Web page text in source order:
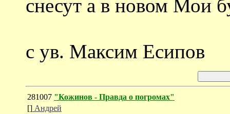
снесут а в новом Мои
с ув. Максим Есипов
281007 "Кожинов - Правда о погромах"
[] Андрей